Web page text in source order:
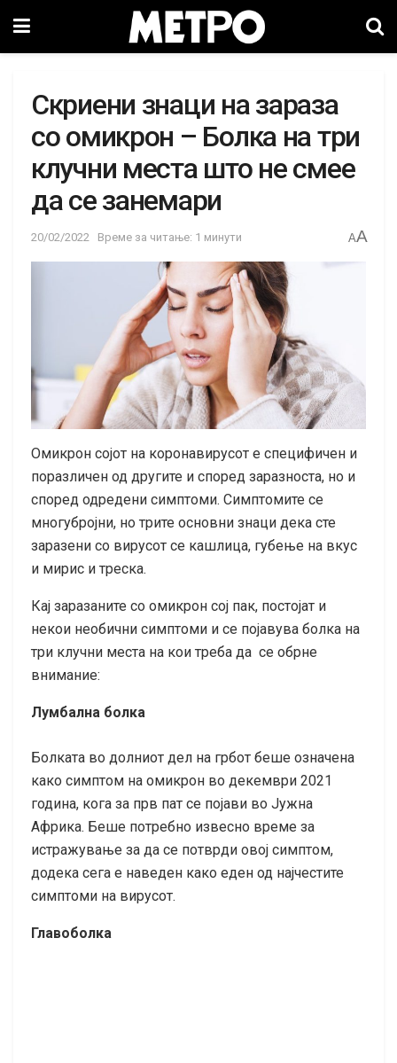
Скриени знаци на зараза
со омикрон – Болка на три
клучни места што не смее
да се занемари
20/02/2022 Време за читање: 1 минути AA
Омикрон сојот на коронавирусот е специфичен и
поразличен од другите и според заразноста, но и
според одредени симптоми. Симптомите се
многубројни, но трите основни знаци дека сте
заразени со вирусот се кашлица, губење на вкус
и мирис и треска.
Кај заразаните со омикрон сој пак, постојат и
некои необични симптоми и се појавува болка на
три клучни места на кои треба да се обрне
внимание:
Лумбална болка
Болката во долниот дел на грбот беше означена
како симптом на омикрон во декември 2021
година, кога за прв пат се појави во Јужна
Африка. Беше потребно извесно време за
истражување за да се потврди овој симптом,
додека сега е наведен како еден од најчестите
симптоми на вирусот.
Главоболка